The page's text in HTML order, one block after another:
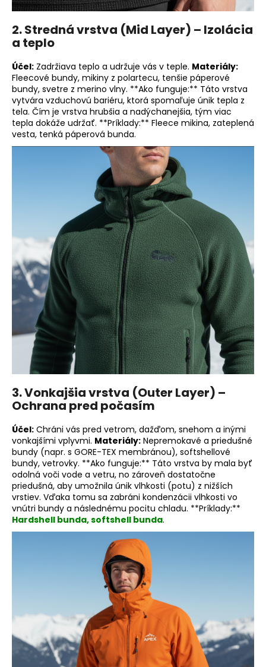
2. Stredná vrstva (Mid Layer) – Izolácia
a teplo
Účel: Zadržiava teplo a udržuje vás v teple. Materiály:
Fleecové bundy, mikiny z polartecu, tenšie páperové
bundy, svetre z merino vlny. **Ako funguje:** Táto vrstva
vytvára vzduchovú bariéru, ktorá spomaľuje únik tepla z
tela. Čím je vrstva hrubšia a nadýchanejšia, tým viac
tepla dokáže udržať. **Príklady:** Fleece mikina, zateplená
vesta, tenká páperová bunda.
3. Vonkajšia vrstva (Outer Layer) –
Ochrana pred počasím
Účel: Chráni vás pred vetrom, dažďom, snehom a inými
vonkajšími vplyvmi. Materiály: Nepremokavé a priedušné
bundy (napr. s GORE-TEX membránou), softshellové
bundy, vetrovky. **Ako funguje:** Táto vrstva by mala byť
odolná voči vode a vetru, no zároveň dostatočne
priedušná, aby umožnila únik vlhkosti (potu) z nižších
vrstiev. Vďaka tomu sa zabráni kondenzácii vlhkosti vo
vnútri bundy a následnému pocitu chladu. **Príklady:**
Hardshell bunda, softshell bunda.